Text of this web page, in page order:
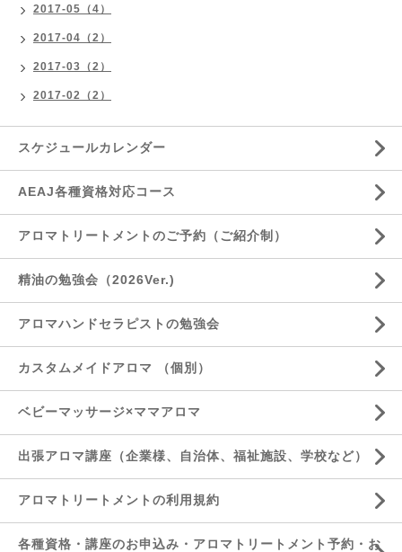
2017-05（4）
2017-04（2）
2017-03（2）
2017-02（2）
スケジュールカレンダー
AEAJ各種資格対応コース
アロマトリートメントのご予約（ご紹介制）
精油の勉強会（2026Ver.)
アロマハンドセラピストの勉強会
カスタムメイドアロマ （個別）
ベビーマッサージ×ママアロマ
出張アロマ講座（企業様、自治体、福祉施設、学校など）
アロマトリートメントの利用規約
各種資格・講座のお申込み・アロマトリートメント予約・お